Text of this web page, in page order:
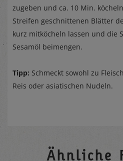
zugeben und ca. 10 Min.
Streifen geschnittenen Blätter
kurz mitköcheln lassen und die
Sesamöl beimengen.
Tipp: Schmeckt sowohl zu
Reis oder asiatischen Nudeln.
Ähnliche